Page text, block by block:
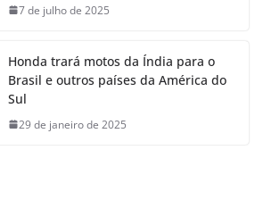
7 de julho de 2025
Honda trará motos da Índia para o
Brasil e outros países da América do
Sul
29 de janeiro de 2025